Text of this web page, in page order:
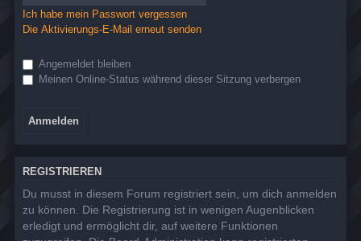
Ich habe mein Passwort vergessen
Die Aktivierungs-E-Mail erneut senden
Angemeldet bleiben
Meinen Online-Status während dieser Sitzung verbergen
REGISTRIEREN
Du musst in diesem Forum registriert sein, um dich anmelden
zu können. Die Registrierung ist in wenigen Augenblicken
erledigt und ermöglicht dir, auf weitere Funktionen